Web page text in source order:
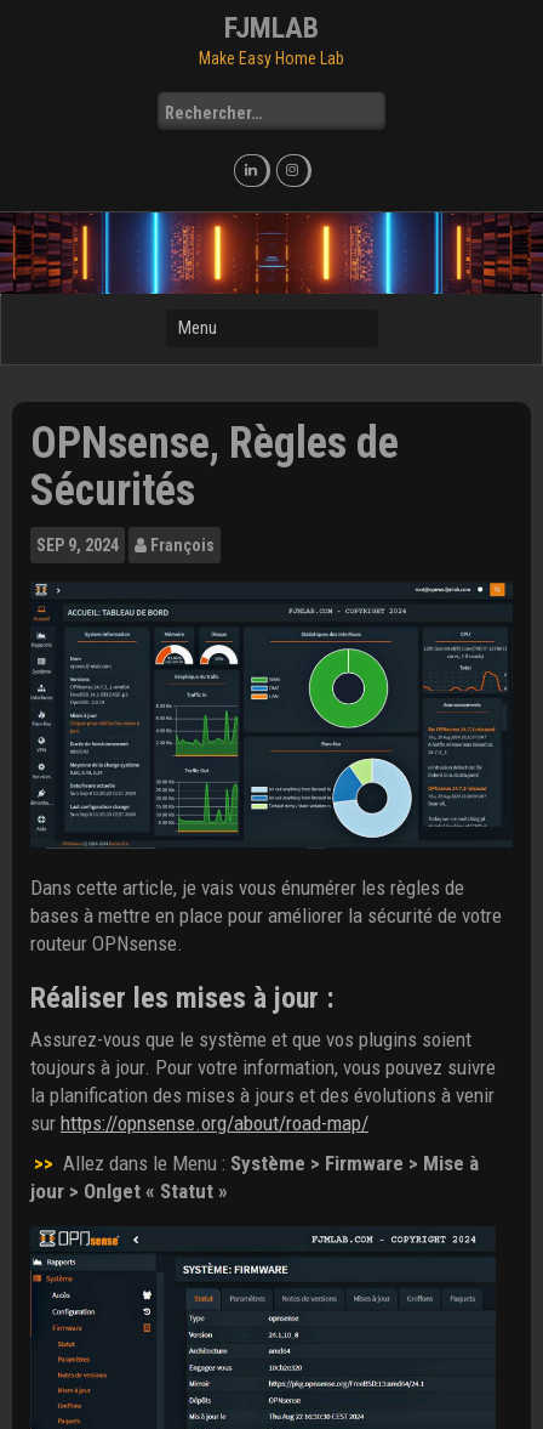
FJMLAB
Make Easy Home Lab
Rechercher :
OPNsense, Règles de
Sécurités
SEP 9, 2024 François
Dans cette article, je vais vous énumérer les règles de
bases à mettre en place pour améliorer la sécurité de votre
routeur OPNsense.
Réaliser les mises à jour :
Assurez-vous que le système et que vos plugins soient
toujours à jour. Pour votre information, vous pouvez suivre
la planification des mises à jours et des évolutions à venir
sur https://opnsense.org/about/road-map/
>> Allez dans le Menu : Système > Firmware > Mise à
jour > Onlget « Statut »